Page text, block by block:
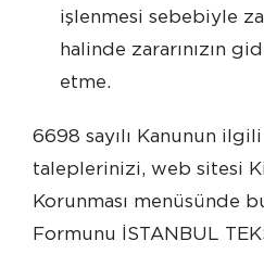
işlenmesi sebebiyle
halinde zararınızın
etme.
6698 sayılı Kanunun
taleplerinizi, web sitesi
Korunması menüsünde
Formunu İSTANBUL